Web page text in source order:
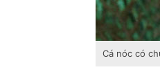
Cá nóc có